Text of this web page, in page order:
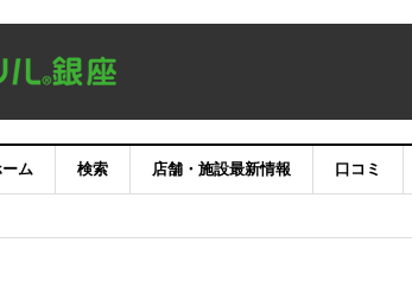
ム 検索 店舗・施設最新情報 口コミ